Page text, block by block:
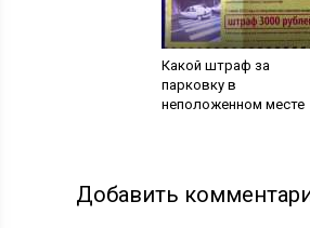
Какой штраф за
парковку в
неположенном месте
Добавить